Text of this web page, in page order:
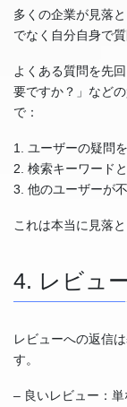
多くの企業が見落
でなく自分自身で
よくある質問を先
要ですか？」など
で：
1. ユーザーの疑問
2. 検索キーワード
3. 他のユーザーが
これは本当に見落
4. レビュ
レビューへの返信
す。
– 良いレビュー：